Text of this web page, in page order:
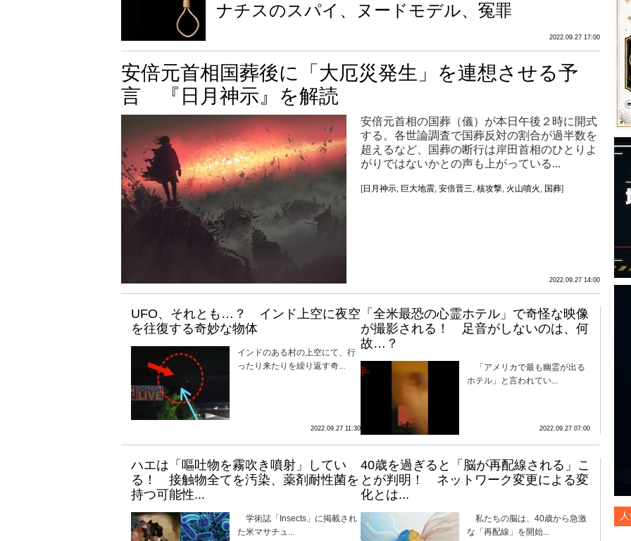
ナチスのスパイ、ヌードモデル、冤罪
2022.09.27 17:00
安倍元首相国葬後に「大厄災発生」を連想させる予
言 『日月神示』を解読
安倍元首相の国葬（儀）が本日午後２時に開式
する。各世論調査で国葬反対の割合が過半数を
超えるなど、国葬の断行は岸田首相のひとりよ
がりではないかとの声も上がっている...
[日月神示, 巨大地震, 安倍晋三, 核攻撃, 火山噴火 , 国葬]
2022.09.27 14:00
UFO、それとも…？ インド上空に夜空
を往復する奇妙な物体
インドのある村の上空にて、行
ったり来たりを繰り返す奇...
2022.09.27 11:30
「全米最恐の心霊ホテル」で奇怪な映像
が撮影される！ 足音がしないのは、何
故…？
「アメリカで最も幽霊が出る
ホテル」と言われてい...
2022.09.27 07:00
ハエは「嘔吐物を霧吹き噴射」してい
る！ 接触物全てを汚染、薬剤耐性菌を
持つ可能性...
学術誌「Insects」に掲載され
た米マサチュ...
40歳を過ぎると「脳が再配線される」こ
とが判明！ ネットワーク変更による変
化とは...
私たちの脳は、40歳から急激
な「再配線」を開始...